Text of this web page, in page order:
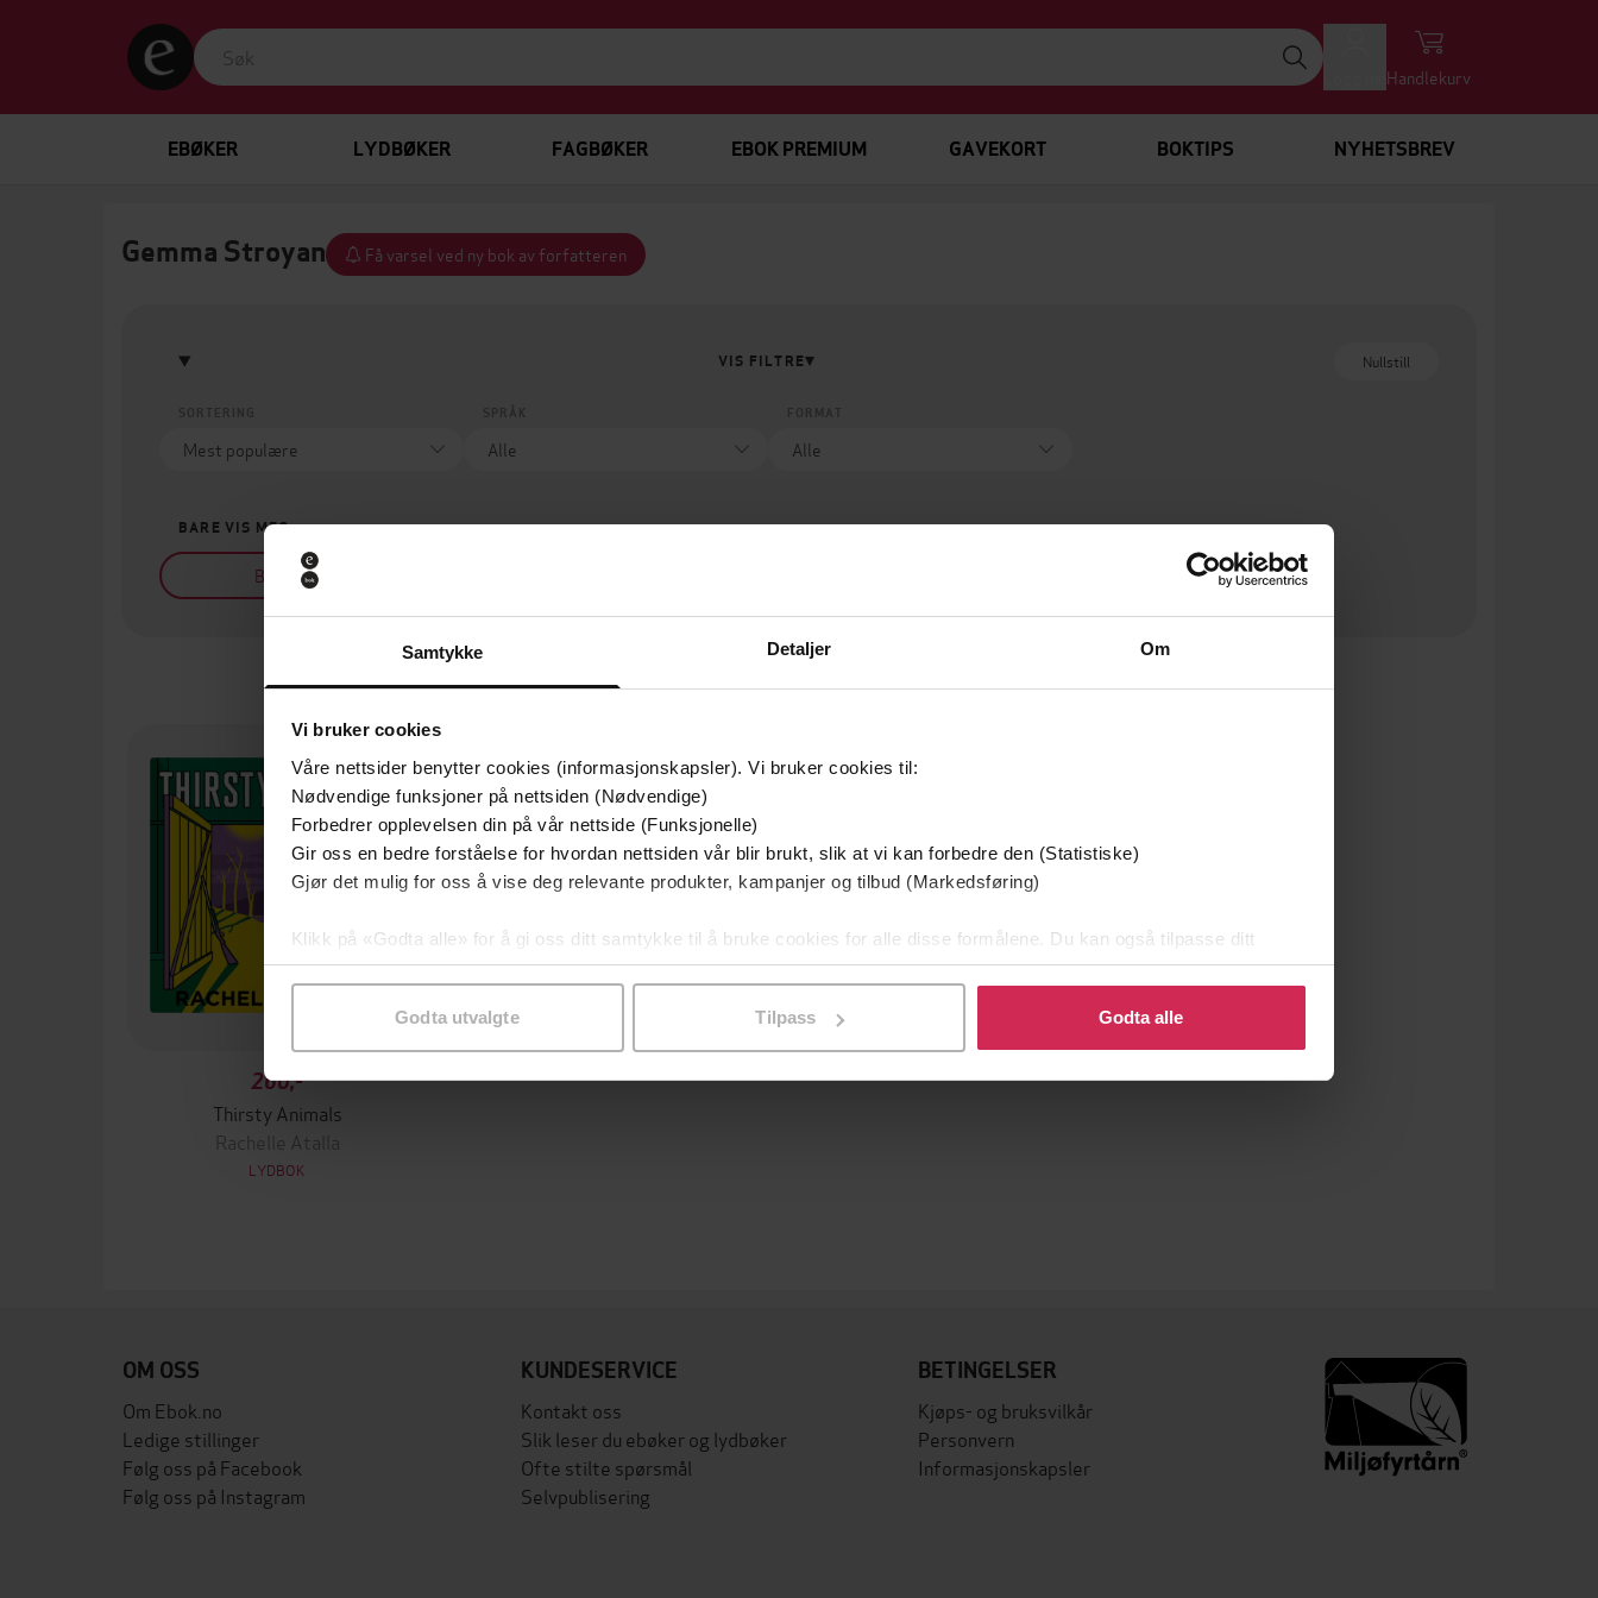
Samtykke Detaljer Om
Vi bruker cookies
Våre nettsider benytter cookies (informasjonskapsler). Vi bruker cookies til:
Nødvendige funksjoner på nettsiden (Nødvendige)
Forbedrer opplevelsen din på vår nettside (Funksjonelle)
Gir oss en bedre forståelse for hvordan nettsiden vår blir brukt, slik at vi kan forbedre den (Statistiske)
Gjør det mulig for oss å vise deg relevante produkter, kampanjer og tilbud (Markedsføring)
Klikk på «Godta alle» for å gi oss ditt samtykke til å bruke cookies for alle disse formålene. Du kan også tilpasse ditt
samtykke til spesifikke formål ved å klikke på «Tilpass». Du kan når som helst trekke tilbake eller endre ditt samtykke.
Godta utvalgte Tilpass Godta alle
Handlekurv
EBØKER LYDBØKER FAGBØKER EBOK PREMIUM GAVEKORT BOKTIPS NYHETSBREV
Gemma Stroyan Få varsel ved ny bok av forfatteren
VIS FILTRE Nullstill
BARE VIS MEG
Bøker på tilbud
260,-
Thirsty Animals
Rachelle Atalla
LYDBOK
OM OSS
Om Ebok.no
Ledige stillinger
Følg oss på Facebook
Følg oss på Instagram
KUNDESERVICE
Kontakt oss
Slik leser du ebøker og lydbøker
Ofte stilte spørsmål
Selvpublisering
BETINGELSER
Kjøps- og bruksvilkår
Personvern
Informasjonskapsler